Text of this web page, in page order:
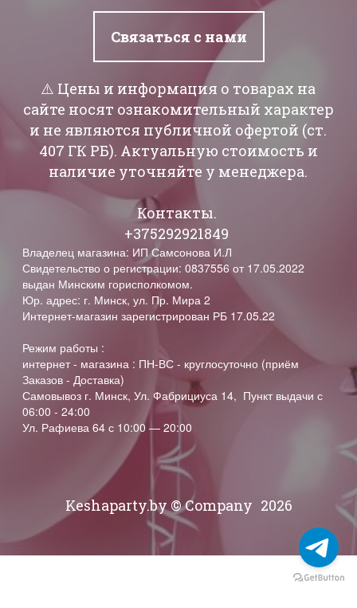
Связаться с нами
⚠️ Цены и информация о товарах на
сайте носят ознакомительный характер
и не являются публичной офертой (ст.
407 ГК РБ). Актуальную стоимость и
наличие уточняйте у менеджера.
Контакты.
+375292921849
Владелец магазина: ИП Самсонова И.Л
Свидетельство о регистрации: 0837556 от 17.05.2022
выдан Минским горисполкомом.
Юр. адрес: г. Минск, ул. Пр. Мира 2
Интернет-магазин зарегистрирован РБ 17.05.22
Режим работы :
интернет - магазина : ПН-ВС - круглосуточно (приём
Заказов - Доставка)
Самовывоз г. Минск, Ул. Фабрициуса 14, Пункт выдачи с
06:00 - 24:00
Ул. Рафиева 64 с 10:00 — 20:00
Keshaparty.by © Company 2026